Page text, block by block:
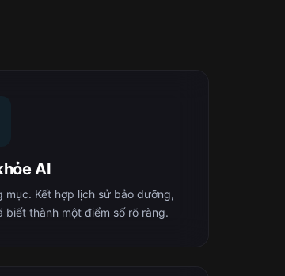
AI
mục. Kết hợp lịch sử bảo dưỡng,
thành một điểm số rõ ràng.